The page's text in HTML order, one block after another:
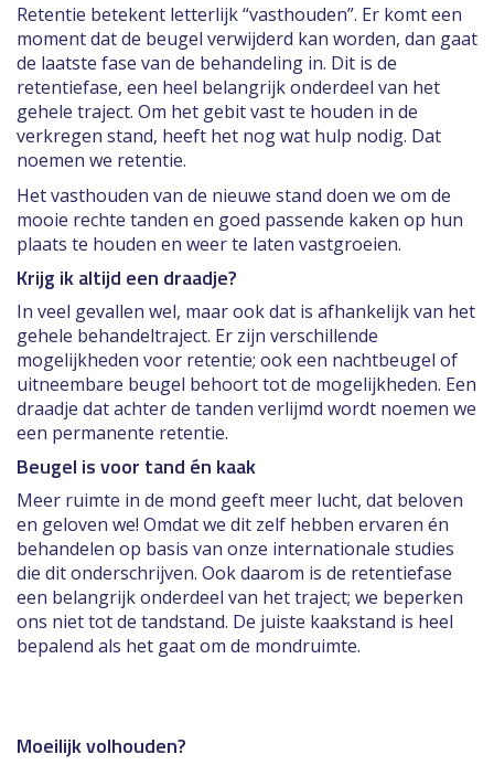
Retentie betekent letterlijk “vasthouden”. Er komt een
moment dat de beugel verwijderd kan worden, dan gaat
de laatste fase van de behandeling in. Dit is de
retentiefase, een heel belangrijk onderdeel van het
gehele traject. Om het gebit vast te houden in de
verkregen stand, heeft het nog wat hulp nodig. Dat
noemen we retentie.
Het vasthouden van de nieuwe stand doen we om de
mooie rechte tanden en goed passende kaken op hun
plaats te houden en weer te laten vastgroeien.
Krijg ik altijd een draadje?
In veel gevallen wel, maar ook dat is afhankelijk van het
gehele behandeltraject. Er zijn verschillende
mogelijkheden voor retentie; ook een nachtbeugel of
uitneembare beugel behoort tot de mogelijkheden. Een
draadje dat achter de tanden verlijmd wordt noemen we
een permanente retentie.
Beugel is voor tand én kaak
Meer ruimte in de mond geeft meer lucht, dat beloven
en geloven we! Omdat we dit zelf hebben ervaren én
behandelen op basis van onze internationale studies
die dit onderschrijven. Ook daarom is de retentiefase
een belangrijk onderdeel van het traject; we beperken
ons niet tot de tandstand. De juiste kaakstand is heel
bepalend als het gaat om de mondruimte.
Moeilijk volhouden?